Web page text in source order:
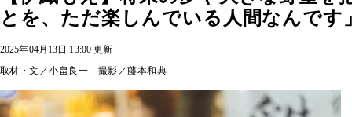
とを、ただ楽しんでいる人間なんです
2025年04月13日 13:00 更新
取材・文／小畠良一 撮影／藤本和典